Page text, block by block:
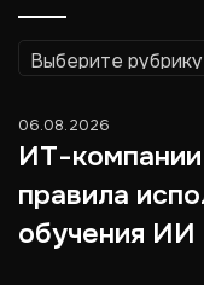
Рубрики
06.08.2026
ИТ-
правила
обучения ИИ